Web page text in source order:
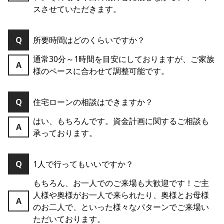
スさせていただきます。
Q 所要時間はどのくらいですか？
A
通常30分～1時間を目安にしておりますが、ご家族
様のペースに合わせて調整可能です。
Q 住宅ローンの相談はできますか？
A
はい、もちろんです。資金計画に関するご相談も
承っております。
Q 1人で行ってもいいですか？
A
もちろん、お一人でのご来場も大歓迎です！ご主
人様や奥様がお一人で来られたり、奥様とお母様
のお二人で、といった様々なパターンでご来場い
ただいております。